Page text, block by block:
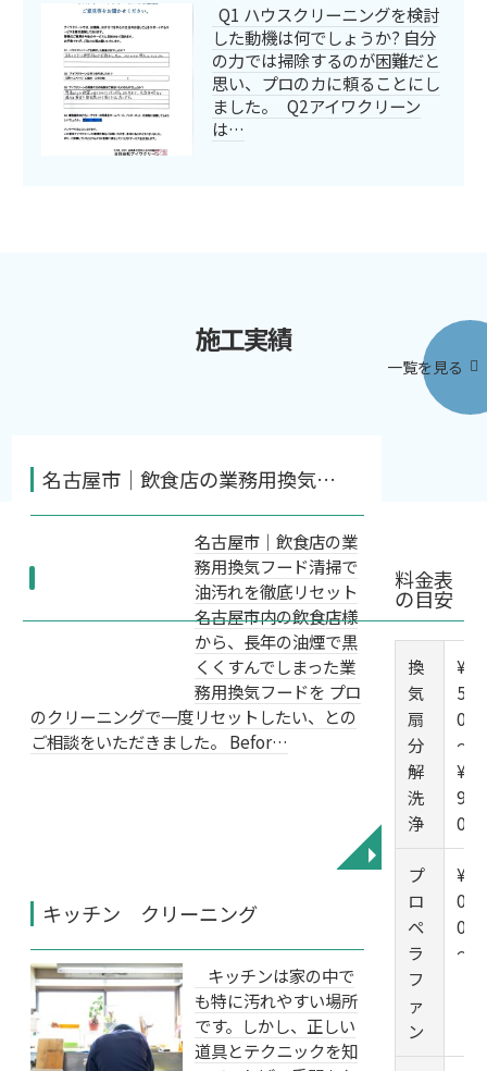
Q1 ハウスクリーニングを検討
した動機は何でしょうか? 自分
の力では掃除するのが困難だと
思い、プロのカに頼ることにし
ました。 Q2アイワクリーン
は…
施工実績
一覧を見る
名古屋市｜飲食店の業務用換気…
名古屋市｜飲食店の業
務用換気フード清掃で
油汚れを徹底リセット
名古屋市内の飲食店様
から、長年の油煙で黒
くくすんでしまった業
務用換気フードを プロ
のクリーニングで一度リセットしたい、との
ご相談をいただきました。 Befor…
◥
キッチン クリーニング
キッチンは家の中で
も特に汚れやすい場所
です。しかし、正しい
道具とテクニックを知
料金表
の目安
換
気
扇
分
解
洗
浄
¥1
5,0
00
～
¥1
9,0
00
プ
ロ
ペ
ラ
フ
ァ
ン
¥7,
00
0
～